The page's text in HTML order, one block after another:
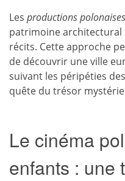
Les productions polonaises
patrimoine
récits. Cette approche
de découvrir une ville
suivant les péripéties
quête du trésor
Le cinéma
enfants : une